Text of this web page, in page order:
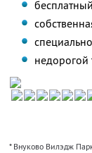
недорогой
* Внуково Вилэдж